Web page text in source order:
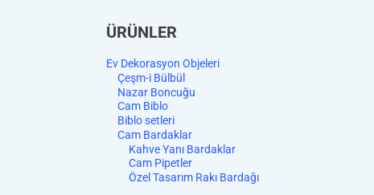
ÜRÜNLER
Ev Dekorasyon Objeleri
Çeşm-i Bülbül
Nazar Boncuğu
Cam Biblo
Biblo setleri
Cam Bardaklar
Kahve Yanı Bardaklar
Cam Pipetler
Özel Tasarım Rakı Bardağı